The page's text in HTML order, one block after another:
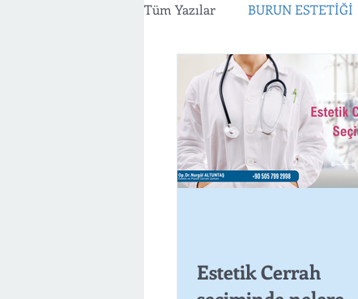
Tüm Yazılar BURUN ESTETİĞİ
VÜCUT ESTETİĞİ
Estetik Cerrah